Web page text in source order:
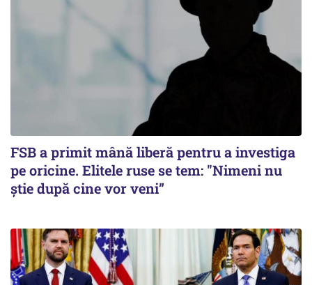
FSB a primit mână liberă pentru a investiga
pe oricine. Elitele ruse se tem: "Nimeni nu
știe după cine vor veni”